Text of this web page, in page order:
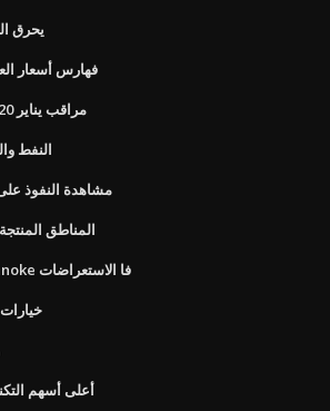
يحرق
فهارس أسعار
مبيعات التجزئة kpmg مراقب يناير 2020
النفط
مشاهدة النفوذ على
المناطق
الذهب والفضة النادي roanoke فا الاستعراضات
خيارات
أعلى أسهم